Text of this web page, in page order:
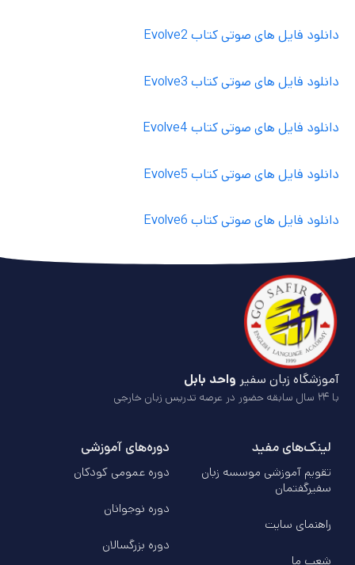
دانلود فایل های صوتی کتاب Evolve2
دانلود فایل های صوتی کتاب Evolve3
دانلود فایل های صوتی کتاب Evolve4
دانلود فایل های صوتی کتاب Evolve5
دانلود فایل های صوتی کتاب Evolve6
آموزشگاه زبان سفیر واحد بابل
با ۲۴ سال سابقه حضور در عرصه تدریس زبان خارجی
لینک‌های مفید
تقویم آموزشی موسسه زبان
سفیرگفتمان
راهنمای سایت
شعب ما
دوره‌های آموزشی
دوره عمومی کودکان
دوره‌ نوجوانان
دوره‌ بزرگسالان